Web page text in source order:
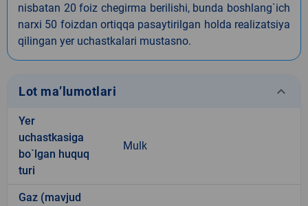
nisbatan 20 foiz chegirma berilishi, bunda boshlang`ich
narxi 50 foizdan ortiqqa pasaytirilgan holda realizatsiya
qilingan yer uchastkalari mustasno.
Lot ma’lumotlari keyboard_arrow_down
Yer
uchastkasiga
bo`lgan huquq
turi
Mulk
Gaz (mavjud